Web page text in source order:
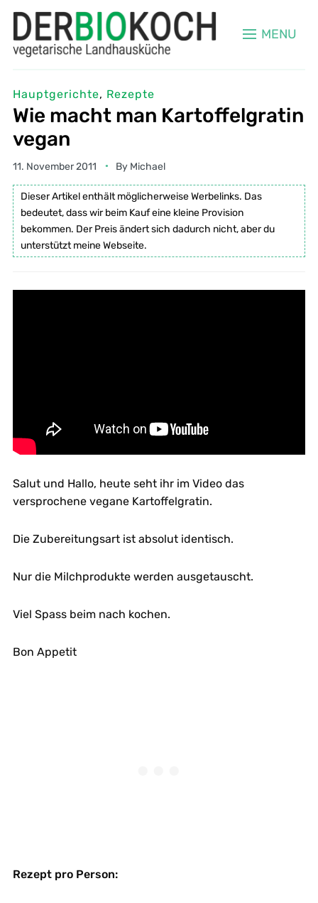
MENU
Hauptgerichte, Rezepte
Wie macht man Kartoffelgratin
vegan
11. November 2011 By Michael
Dieser Artikel enthält möglicherweise Werbelinks. Das
bedeutet, dass wir beim Kauf eine kleine Provision
bekommen. Der Preis ändert sich dadurch nicht, aber du
unterstützt meine Webseite.
Salut und Hallo, heute seht ihr im Video das
versprochene vegane Kartoffelgratin.
Die Zubereitungsart ist absolut identisch.
Nur die Milchprodukte werden ausgetauscht.
Viel Spass beim nach kochen.
Bon Appetit
Rezept pro Person: